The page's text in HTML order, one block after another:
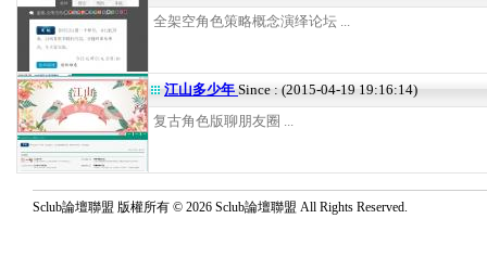
全架空角色策略概念演绎论坛 ...
江山多少年 Since : (2015-04-19 19:16:14)
复古角色版聊朋友圈 ...
Sclub論壇聯盟 版權所有 © 2026 Sclub論壇聯盟 All Rights Reserved.